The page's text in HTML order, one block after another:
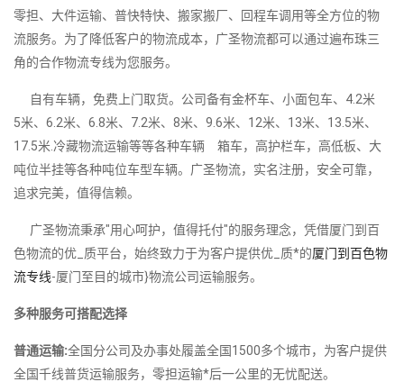
零担、大件运输、普快特快、搬家搬厂、回程车调用等全方位的物
流服务。为了降低客户的物流成本，广圣物流都可以通过遍布珠三
角的合作物流专线为您服务。
自有车辆，免费上门取货。公司备有金杯车、小面包车、4.2米
5米、6.2米、6.8米、7.2米、8米、9.6米、12米、13米、13.5米、
17.5米.冷藏物流运输等等各种车辆 箱车，高护栏车，高低板、大
吨位半挂等各种吨位车型车辆。广圣物流，实名注册，安全可靠，
追求完美，值得信赖。
广圣物流秉承"用心呵护，值得托付"的服务理念，凭借厦门到百
色物流的优_质平台，始终致力于为客户提供优_质*的厦门到百色物
流专线-厦门至目的城市}物流公司运输服务。
多种服务可搭配选择
普通运输:全国分公司及办事处履盖全国1500多个城市，为客户提供
全国千线普货运输服务，零担运输*后一公里的无忧配送。